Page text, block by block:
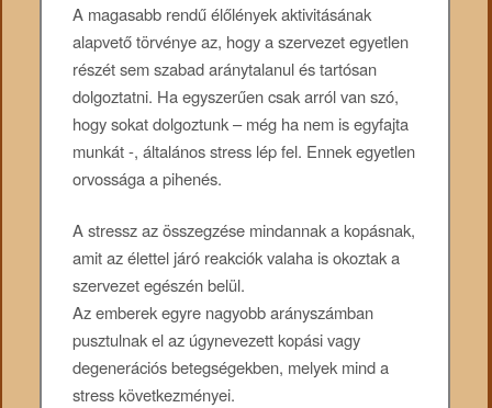
A magasabb rendű élőlények aktivitásának
alapvető törvénye az, hogy a szervezet egyetlen
részét sem szabad aránytalanul és tartósan
dolgoztatni. Ha egyszerűen csak arról van szó,
hogy sokat dolgoztunk – még ha nem is egyfajta
munkát -, általános stress lép fel. Ennek egyetlen
orvossága a pihenés.
A stressz az összegzése mindannak a kopásnak,
amit az élettel járó reakciók valaha is okoztak a
szervezet egészén belül.
Az emberek egyre nagyobb arányszámban
pusztulnak el az úgynevezett kopási vagy
degenerációs betegségekben, melyek mind a
stress következményei.